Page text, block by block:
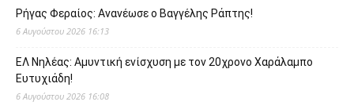
Ρήγας Φεραίος: Ανανέωσε ο Βαγγέλης Ράπτης!
6 Αυγούστου 2026 16:13
ΕΛ Νηλέας: Αμυντική ενίσχυση με τον 20χρονο Χαράλαμπο
Ευτυχιάδη!
6 Αυγούστου 2026 16:08